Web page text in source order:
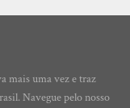
mais uma vez e traz
Navegue pelo nosso